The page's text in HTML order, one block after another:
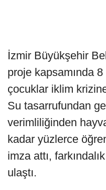
İzmir Büyükşehir
proje kapsamında
çocuklar iklim
Su tasarrufundan
verimliliğinden
kadar yüzlerce
imza attı,
ulaştı.